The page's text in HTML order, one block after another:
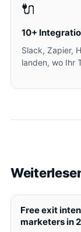
🔌
10+
Slack, Zapier,
landen, wo Ihr
Free exit
marketers in